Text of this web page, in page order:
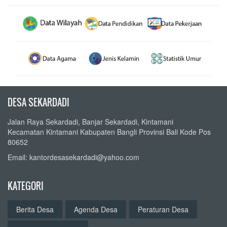
DESA SEKARDADI
Jalan Raya Sekardadi, Banjar Sekardadi, Kintamani
Kecamatan Kintamani Kabupaten Bangli Provinsi Bali Kode Pos
80652
Email: kantordesasekardadi@yahoo.com
KATEGORI
Berita Desa Agenda Desa
Peraturan Desa